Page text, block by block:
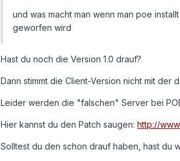
und was macht man wenn man poe
geworfen wird
Hast du noch die Version 1.0 drauf?
Dann stimmt die Client-Version nicht mit der
Leider werden die "falschen" Server bei
Hier kannst du den Patch saugen: http://
Solltest du den schon drauf haben, hast du